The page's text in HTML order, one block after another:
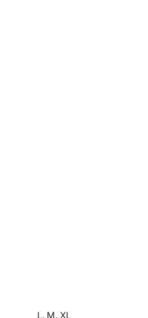
L, M, XL